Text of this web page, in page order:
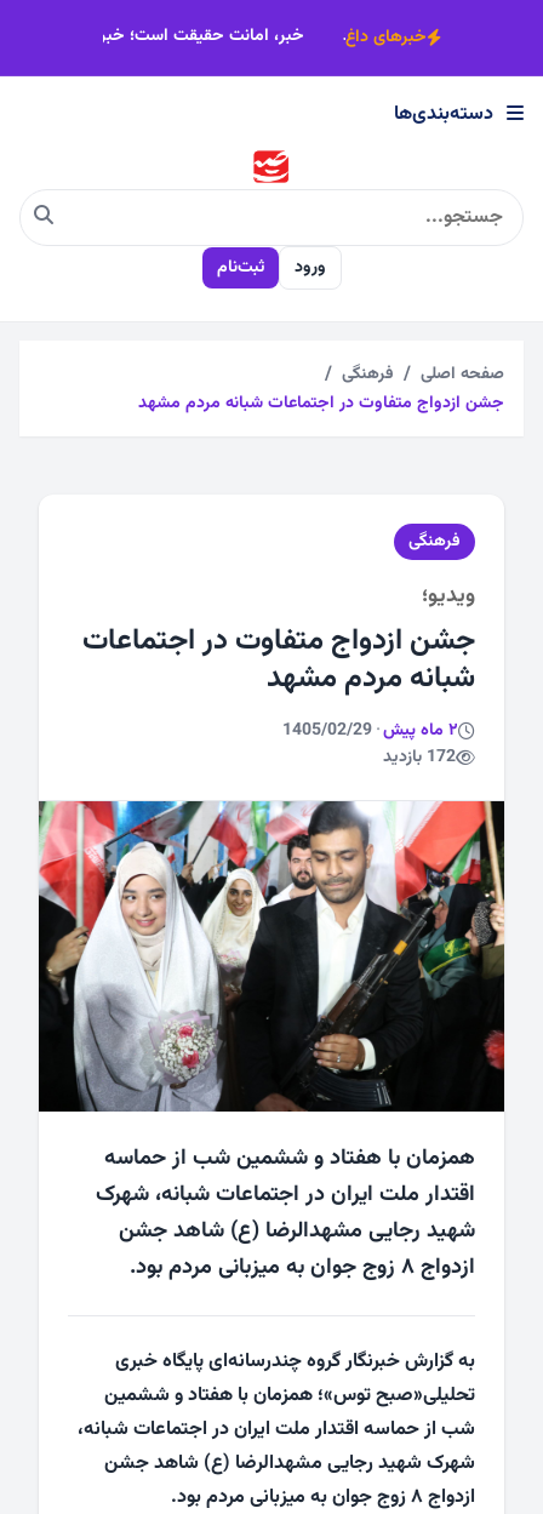
×
دسته‌بندی‌ها
اجتماعی
چندرسانه
فرهنگی
ورزشی
خبرهای داغ
مسیر زائران رضوی باید هموارتر شود خبر، امانت حقیقت است؛
دسته‌بندی‌ها
ورود ثبت‌نام
صفحه اصلی
فرهنگی
جشن ازدواج متفاوت در اجتماعات شبانه مردم مشهد
فرهنگی
ویدیو؛
جشن ازدواج متفاوت در اجتماعات
شبانه مردم مشهد
2 ماه پیش ·
1405/02/29
172 بازدید
همزمان با هفتاد و ششمین شب از حماسه
اقتدار ملت ایران در اجتماعات شبانه، شهرک
شهید رجایی مشهدالرضا (ع) شاهد جشن
ازدواج ۸ زوج جوان به میزبانی مردم بود.
به گزارش خبرنگار گروه چندرسانه‌ای پایگاه خبری
تحلیلی«صبح توس»؛ همزمان با هفتاد و ششمین
شب از حماسه اقتدار ملت ایران در اجتماعات شبانه،
شهرک شهید رجایی مشهدالرضا (ع) شاهد جشن
ازدواج ۸ زوج جوان به میزبانی مردم بود.